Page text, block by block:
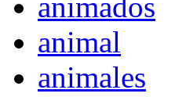
animados
animal
animales